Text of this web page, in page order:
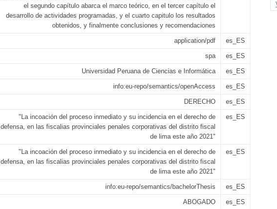
el segundo capítulo abarca el marco teórico, en el tercer capítulo el
desarrollo de actividades programadas, y el cuarto capitulo los resultados
obtenidos, y finalmente conclusiones y recomendaciones
application/pdf es_ES
spa es_ES
Universidad Peruana de Ciencias e Informática es_ES
info:eu-repo/semantics/openAccess es_ES
DERECHO es_ES
"La incoación del proceso inmediato y su incidencia en el derecho de
defensa, en las fiscalias provinciales penales corporativas del distrito fiscal
de lima este año 2021"
es_ES
"La incoación del proceso inmediato y su incidencia en el derecho de
defensa, en las fiscalias provinciales penales corporativas del distrito fiscal
de lima este año 2021"
es_ES
info:eu-repo/semantics/bachelorThesis es_ES
ABOGADO es_ES